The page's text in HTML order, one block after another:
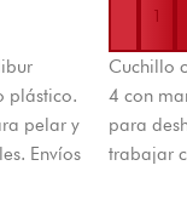
plástico.
pelar y
Envíos
Añadir
Cuchillo
4 con
para
trabajar